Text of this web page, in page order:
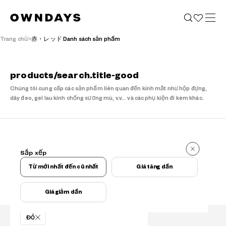
Trang chủ 赤・レッド Danh sách sản phẩm
products/search.title-good
Chúng tôi cung cấp các sản phẩm liên quan đến kính mắt như hộp đựng,
dây đeo, gel lau kính chống sương mù, v.v... và các phụ kiện đi kèm khác.
kết quả
Điều kiện lọc
Đỏ
Sắp xếp
Từ mới nhất đến cũ nhất Giá tăng dần
Giá giảm dần
Tìm kiếm sản phẩm